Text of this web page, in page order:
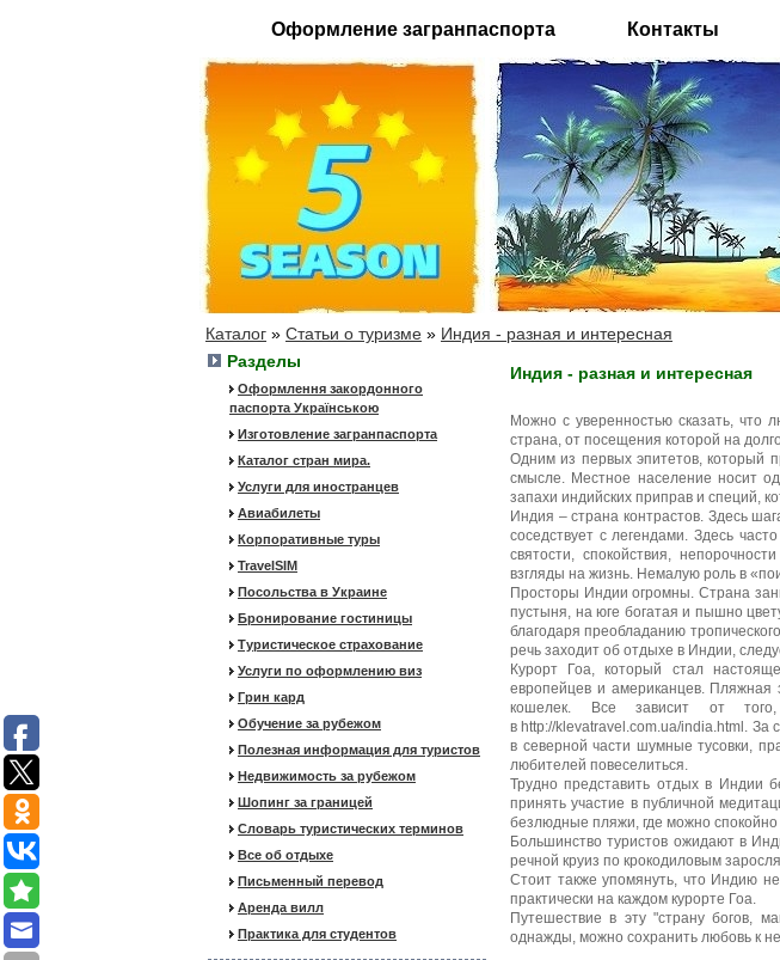
Оформление загранпаспорта Контакты
Каталог » Статьи о туризме » Индия - разная и интересная
Разделы
Оформлення закордонного
паспорта Українською
Изготовление загранпаспорта
Каталог стран мира.
Услуги для иностранцев
Авиабилеты
Корпоративные туры
TravelSIM
Посольства в Украине
Бронирование гостиницы
Туристическое страхование
Услуги по оформлению виз
Грин кард
Обучение за рубежом
Полезная информация для туристов
Недвижимость за рубежом
Шопинг за границей
Словарь туристических терминов
Все об отдыхе
Письменный перевод
Аренда вилл
Практика для студентов
Индия - разная и интересная
Можно с уверенностью сказать, что
страна, от посещения которой на
Одним из первых эпитетов, который
смысле. Местное население носит
запахи индийских приправ и специй,
Индия – страна контрастов. Здесь
соседствует с легендами. Здесь
святости, спокойствия,
взгляды на жизнь. Немалую роль в
Просторы Индии огромны. Страна
пустыня, на юге богатая и пышно
благодаря преобладанию
речь заходит об отдыхе в Индии,
Курорт Гоа, который стал
европейцев и американцев.
кошелек. Все зависит от
в http://klevatravel.com.ua/india.html.
в северной части шумные тусовки,
любителей повеселиться.
Трудно представить отдых в Индии
принять участие в публичной
безлюдные пляжи, где можно
Большинство туристов ожидают в
речной круиз по крокодиловым
Стоит также упомянуть, что Индию
практически на каждом курорте Гоа.
Путешествие в эту "страну богов,
однажды, можно сохранить любовь к